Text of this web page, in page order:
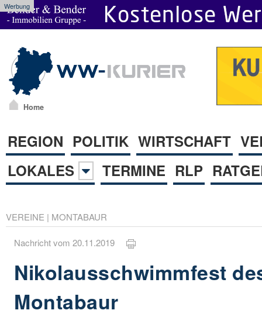
Werbung
Home
REGION POLITIK WIRTSCHAFT
LOKALES
TERMINE RLP
VEREINE | MONTABAUR
Nachricht vom 20.11.2019
Nikolausschwimmfest
Montabaur